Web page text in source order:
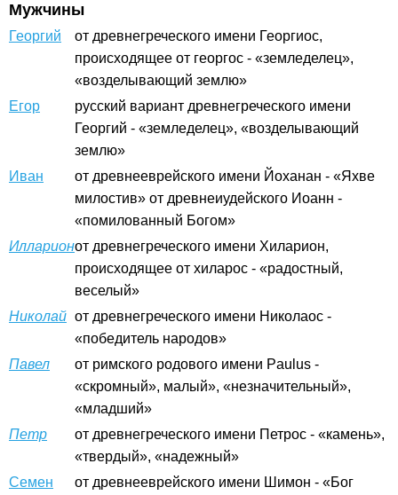
Мужчины
Георгий
от древнегреческого имени Георгиос,
происходящее от георгос - «земледелец»,
«возделывающий землю»
Егор
русский вариант древнегреческого имени
Георгий - «земледелец», «возделывающий
землю»
Иван
от древнееврейского имени Йоханан - «Яхве
милостив» от древнеиудейского Иоанн -
«помилованный Богом»
Илларионот древнегреческого имени Хиларион,
происходящее от хиларос - «радостный,
веселый»
Николай от древнегреческого имени Николаос -
«победитель народов»
Павел
от римского родового имени Paulus -
«скромный», малый», «незначительный»,
«младший»
Петр
от древнегреческого имени Петрос - «камень»,
«твердый», «надежный»
Семен
от древнееврейского имени Шимон - «Бог